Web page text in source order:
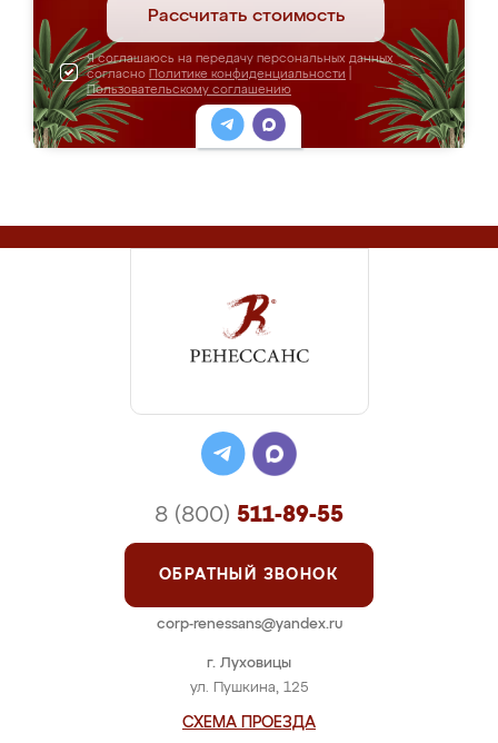
Рассчитать стоимость
Я соглашаюсь на передачу персональных данных
согласно Политике конфиденциальности
Пользовательскому соглашению
г. Луховицы
ул. Пушкина, 125
СХЕМА ПРОЕЗДА
8 (800) 511-89-55
ОБРАТНЫЙ ЗВОНОК
corp-renessans@yandex.ru